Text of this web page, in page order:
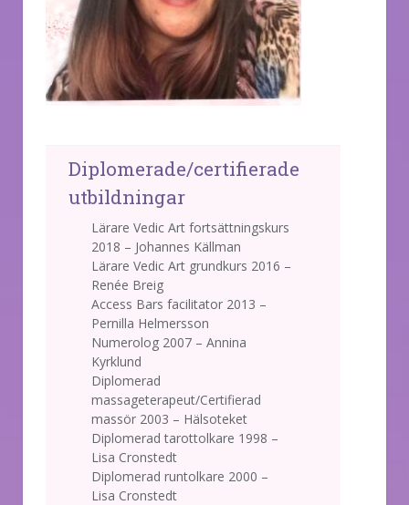
Diplomerade/certifierade
utbildningar
Lärare Vedic Art fortsättningskurs
2018 – Johannes Källman
Lärare Vedic Art grundkurs 2016 –
Renée Breig
Access Bars facilitator 2013 –
Pernilla Helmersson
Numerolog 2007 – Annina
Kyrklund
Diplomerad
massageterapeut/Certifierad
massör 2003 – Hälsoteket
Diplomerad tarottolkare 1998 –
Lisa Cronstedt
Diplomerad runtolkare 2000 –
Lisa Cronstedt